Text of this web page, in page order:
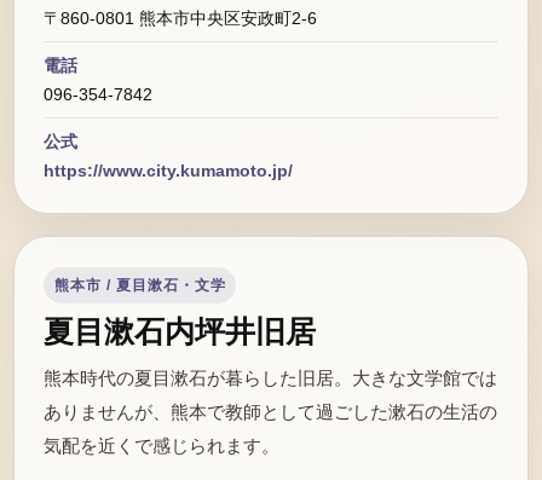
〒860-0801 熊本市中央区安政町2-6
電話
096-354-7842
公式
https://www.city.kumamoto.jp/
熊本市 / 夏目漱石・文学
夏目漱石内坪井旧居
熊本時代の夏目漱石が暮らした旧居。大きな文学館では
ありませんが、熊本で教師として過ごした漱石の生活の
気配を近くで感じられます。